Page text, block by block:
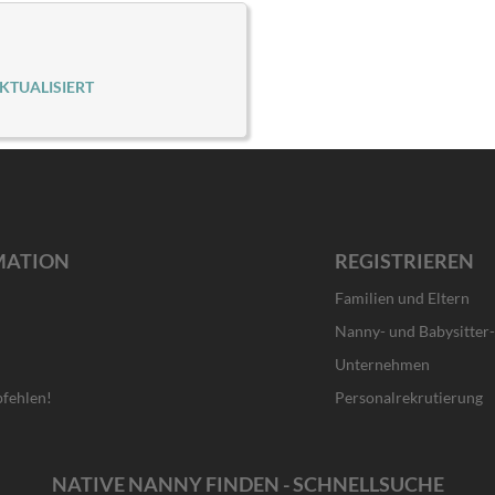
REGISTRIEREN
Familien und Eltern
Nanny- und
Unternehmen
Personalrekrutierung
NATIVE NANNY FINDEN - SCHNELLSUCHE